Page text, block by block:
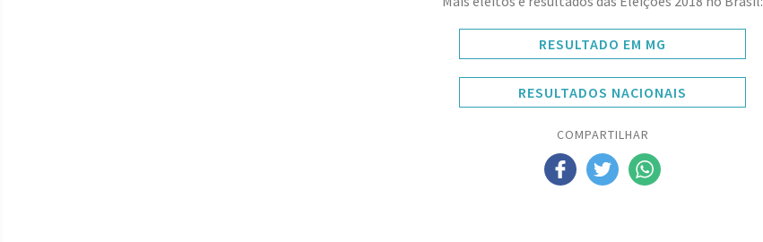
RESULTADO EM MG
RESULTADOS NACIONAIS
COMPARTILHAR